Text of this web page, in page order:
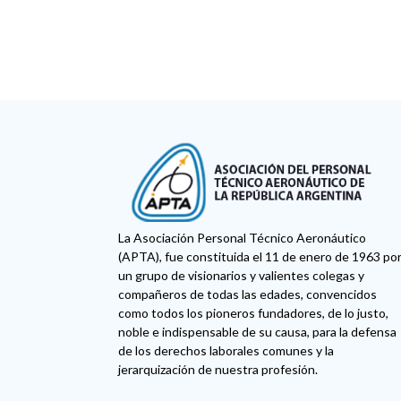
La Asociación Personal Técnico Aeronáutico
(APTA), fue constituida el 11 de enero de 1963 por
un grupo de visionarios y valientes colegas y
compañeros de todas las edades, convencidos
como todos los pioneros fundadores, de lo justo,
noble e indispensable de su causa, para la defensa
de los derechos laborales comunes y la
jerarquización de nuestra profesión.